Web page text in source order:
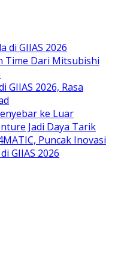
di GIIAS 2026
Time Dari Mitsubishi
GIIAS 2026, Rasa
ke Luar
Jadi Daya Tarik
Puncak Inovasi
GIIAS 2026